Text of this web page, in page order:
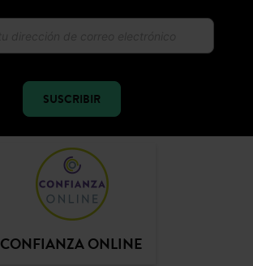
SUSCRIBIR
CONFIANZA ONLINE